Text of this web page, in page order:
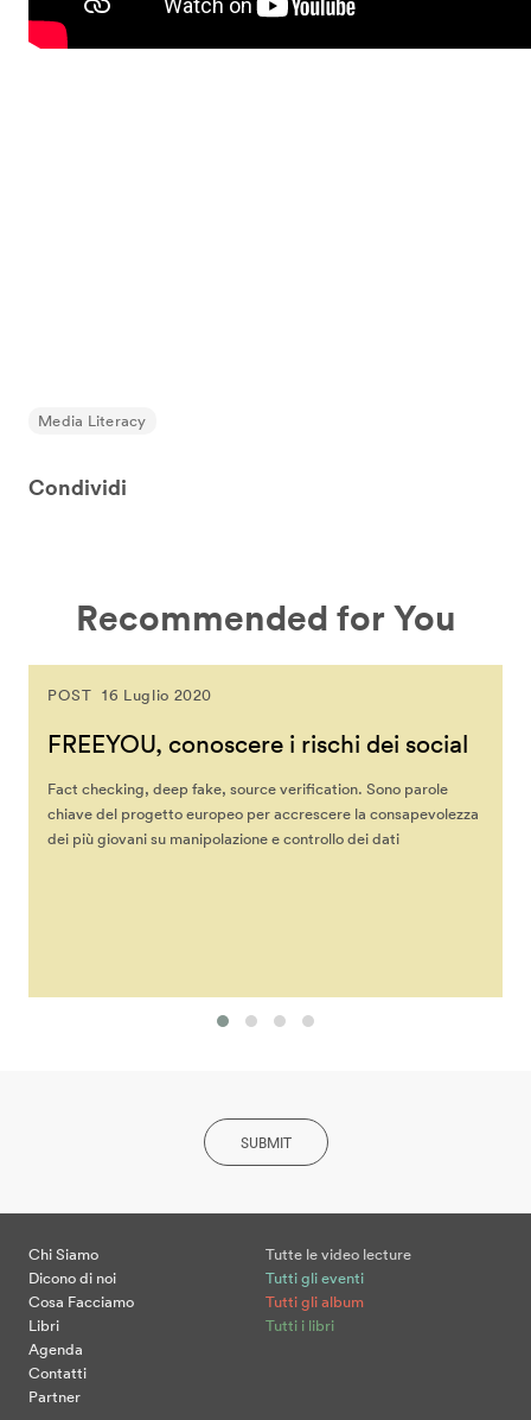
Media Literacy
Condividi
Recommended for You
POST 16 Luglio 2020
FREEYOU, conoscere i rischi dei social
Fact checking, deep fake, source verification. Sono parole
chiave del progetto europeo per accrescere la consapevolezza
dei più giovani su manipolazione e controllo dei dati
SUBMIT
Chi Siamo
Dicono di noi
Cosa Facciamo
Libri
Agenda
Contatti
Partner
Tutte le video lecture
Tutti gli eventi
Tutti gli album
Tutti i libri